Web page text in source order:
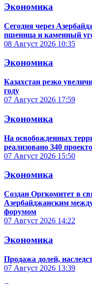
Экономика
Сегодня через
пшеница и каменный
08 Август 2026 10:35
Экономика
Казахстан резко
году
07 Август 2026 17:59
Экономика
На освобожденных
реализовано 340
07 Август 2026 15:50
Экономика
Создан Оргкомитет в
Азербайджанским
форумом
07 Август 2026 14:22
Экономика
Продажа долей,
07 Август 2026 13:39